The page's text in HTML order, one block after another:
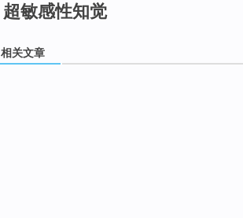
超敏感性知觉
相关文章